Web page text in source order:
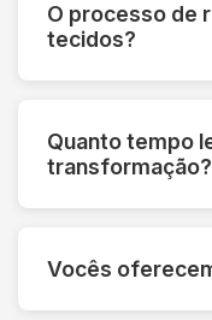
prévia e
O processo de
tecidos?
prolongar a vida
respeitando as
Quanto tempo
transformação?
de restauração
adicional para
Vocês